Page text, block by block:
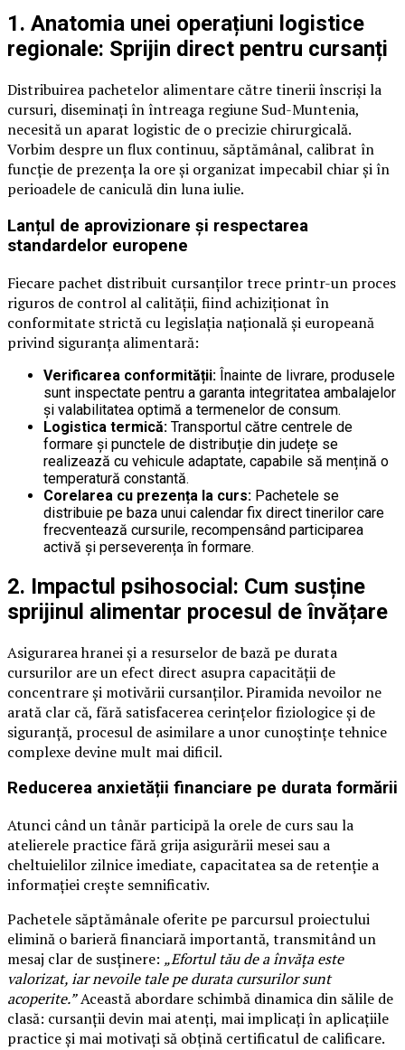
1. Anatomia unei operațiuni logistice
regionale: Sprijin direct pentru cursanți
Distribuirea pachetelor alimentare către tinerii înscriși la
cursuri, diseminați în întreaga regiune Sud-Muntenia,
necesită un aparat logistic de o precizie chirurgicală.
Vorbim despre un flux continuu, săptămânal, calibrat în
funcție de prezența la ore și organizat impecabil chiar și în
perioadele de caniculă din luna iulie.
Lanțul de aprovizionare și respectarea
standardelor europene
Fiecare pachet distribuit cursanților trece printr-un proces
riguros de control al calității, fiind achiziționat în
conformitate strictă cu legislația națională și europeană
privind siguranța alimentară:
Verificarea conformității: Înainte de livrare, produsele
sunt inspectate pentru a garanta integritatea ambalajelor
și valabilitatea optimă a termenelor de consum.
Logistica termică: Transportul către centrele de
formare și punctele de distribuție din județe se
realizează cu vehicule adaptate, capabile să mențină o
temperatură constantă.
Corelarea cu prezența la curs: Pachetele se
distribuie pe baza unui calendar fix direct tinerilor care
frecventează cursurile, recompensând participarea
activă și perseverența în formare.
2. Impactul psihosocial: Cum susține
sprijinul alimentar procesul de învățare
Asigurarea hranei și a resurselor de bază pe durata
cursurilor are un efect direct asupra capacității de
concentrare și motivării cursanților. Piramida nevoilor ne
arată clar că, fără satisfacerea cerințelor fiziologice și de
siguranță, procesul de asimilare a unor cunoștințe tehnice
complexe devine mult mai dificil.
Reducerea anxietății financiare pe durata formării
Atunci când un tânăr participă la orele de curs sau la
atelierele practice fără grija asigurării mesei sau a
cheltuielilor zilnice imediate, capacitatea sa de retenție a
informației crește semnificativ.
Pachetele săptămânale oferite pe parcursul proiectului
elimină o barieră financiară importantă, transmitând un
mesaj clar de susținere: „Efortul tău de a învăța este
valorizat, iar nevoile tale pe durata cursurilor sunt
acoperite.”Această abordare schimbă dinamica din sălile de
clasă: cursanții devin mai atenți, mai implicați în aplicațiile
practice și mai motivați să obțină certificatul de calificare.